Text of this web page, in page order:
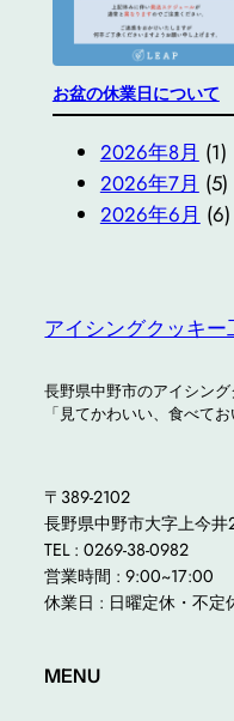
お盆の休業日について
2026年8月 (1)
2026年7月 (5)
2026年6月 (6)
アイシングクッキー
長野県中野市のアイシン
「見てかわいい、食べて
〒389-2102
長野県中野市大字上今井
TEL : 0269-38-0982
営業時間 : 9:00~17:00
休業日 : 日曜定休・不定
MENU